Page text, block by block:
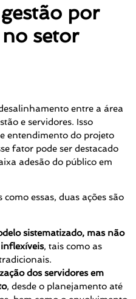
por
setor
entre a área
e servidores. Isso
entendimento do projeto
fator pode ser destacado
adesão do público em
essas, duas ações são
sistematizado, mas não
, tais como as
dos servidores em
, desde o planejamento até